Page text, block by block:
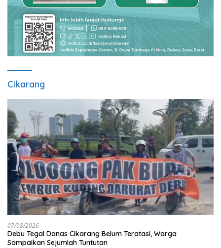
Cikarang
07/08/2026
Debu Tegal Danas Cikarang Belum Teratasi, Warga
Sampaikan Sejumlah Tuntutan